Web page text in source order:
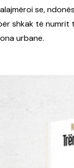
se,
shkak të numrit
urbane.